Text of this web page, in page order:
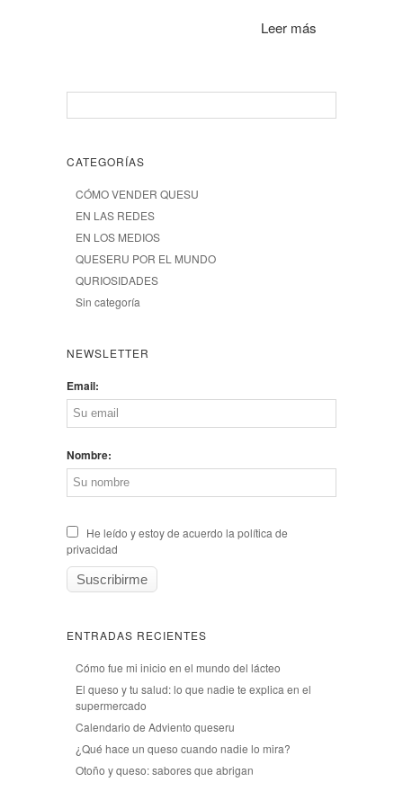
Leer más
CATEGORÍAS
CÓMO VENDER QUESU
EN LAS REDES
EN LOS MEDIOS
QUESERU POR EL MUNDO
QURIOSIDADES
Sin categoría
NEWSLETTER
Email:
Nombre:
He leído y estoy de acuerdo la política de
privacidad
ENTRADAS RECIENTES
Cómo fue mi inicio en el mundo del lácteo
El queso y tu salud: lo que nadie te explica en el
supermercado
Calendario de Adviento queseru
¿Qué hace un queso cuando nadie lo mira?
Otoño y queso: sabores que abrigan